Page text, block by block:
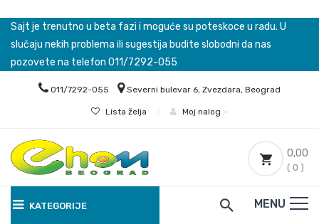
Sajt je trenutno u beta fazi i moguće su poteskoce u radu. U
slučaju nekih problema ili sugestija budite slobodni da nas
pozovete na telefon 011/7292-055
011/7292-055 Severni bulevar 6, Zvezdara, Beograd
Lista želja Moj nalog
0,00
( 0 )
KATEGORIJE MENU